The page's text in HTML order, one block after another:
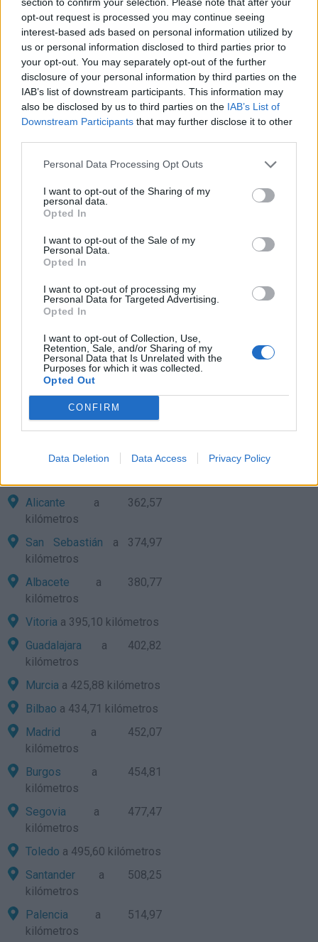
opt-out request is processed you may continue seeing
interest-based ads based on personal information utilized by
us or personal information disclosed to third parties prior to
your opt-out. You may separately opt-out of the further
disclosure of your personal information by third parties on the
IAB’s list of downstream participants. This information may
also be disclosed by us to third parties on the IAB’s List of
Downstream Participants that may further disclose it to other
Personal Data Processing Opt Outs
I want to opt-out of the Sharing of my
personal data.
Opted In
I want to opt-out of the Sale of my
Personal Data.
Opted In
I want to opt-out of processing my
Personal Data for Targeted Advertising.
Opted In
I want to opt-out of Collection, Use,
Retention, Sale, and/or Sharing of my
Personal Data that Is Unrelated with the
Purposes for which it was collected.
Opted Out
CONFIRM
Data Deletion Data Access Privacy Policy
Tarragona
a 28,52
kilómetros
Barcelonaa 54,39
kilómetros
Lleidaa 91,08 kilómetros
Girona a 135,80 kilómetros
kilómetros
Palma de Mallorca
203,18 kilómetros
Zaragozaa 210,03
Teruela 244,57 kilómetros
Valencia
kilómetros
Pamplonaa 319,47
kilómetros
Cuencaa 336,64
kilómetros
Logroñoa 361,39
Alicante a 362,57
kilómetros
San Sebastián a 374,97
kilómetros
Albacete a 380,77
kilómetros
Vitoria a 395,10 kilómetros
Guadalajara a 402,82
kilómetros
Murcia a 425,88 kilómetros
Bilbao a 434,71 kilómetros
Madrid a 452,07
kilómetros
Burgos a 454,81
kilómetros
Segovia a 477,47
kilómetros
Toledo a 495,60 kilómetros
Santander a 508,25
kilómetros
Palencia a 514,97
kilómetros